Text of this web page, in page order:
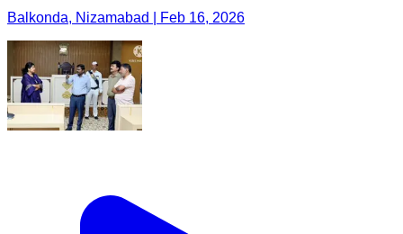
Balkonda, Nizamabad | Feb 16, 2026